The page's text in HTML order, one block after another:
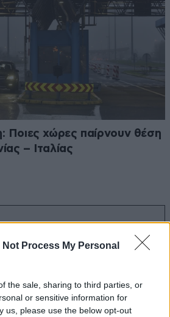
Not Process My Personal
the sale, sharing to third parties, or
or sensitive information for
us, please use the below opt-out
Ποιες χώρες παίρνουν θέση
– Ιταλίας
στοGoogle News
πρώτοι όλες τις ειδήσεις